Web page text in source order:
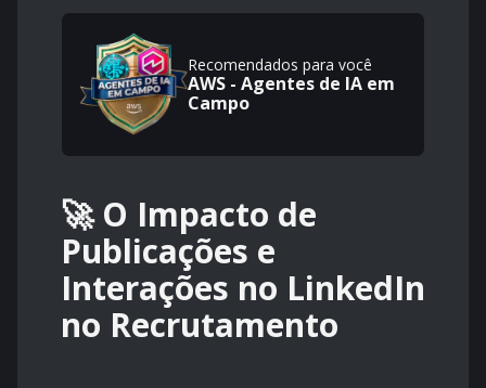
Recomendados para você
AWS - Agentes de IA em
Campo
🚀 O Impacto de
Publicações e
Interações no LinkedIn
no Recrutamento